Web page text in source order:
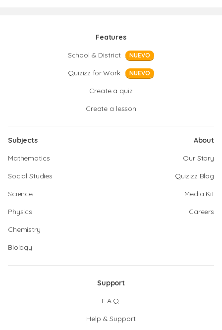
Features
School & District
NUEVO
Quizizz for Work NUEVO
Create a quiz
Create a lesson
Subjects
Mathematics
Social Studies
Science
Physics
Chemistry
Biology
About
Our Story
Quizizz Blog
Media Kit
Careers
Support
F.A.Q.
Help & Support